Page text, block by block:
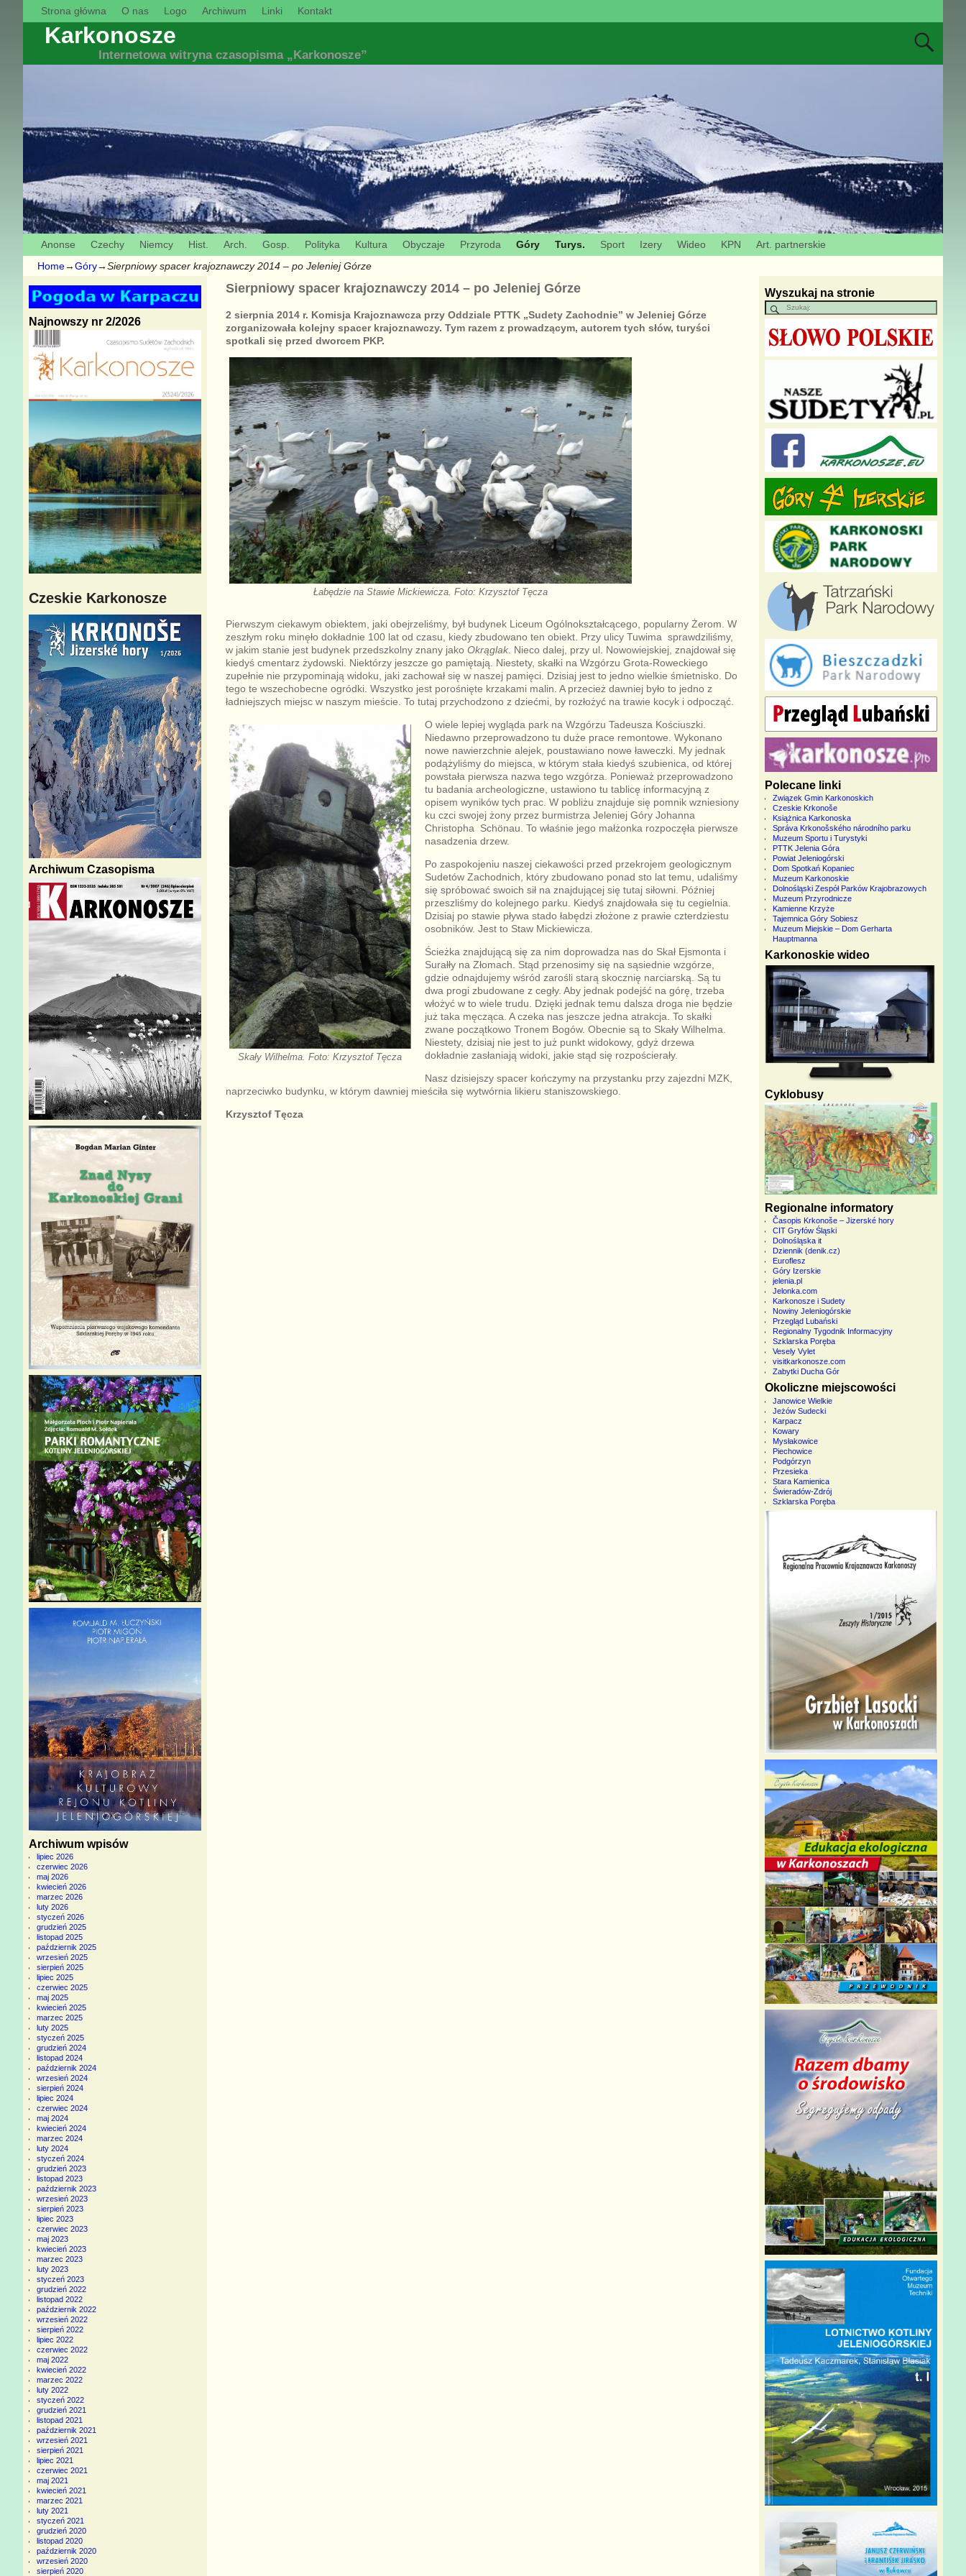
Strona główna O nas Logo Archiwum Linki Kontakt
Karkonosze
Internetowa witryna czasopisma „Karkonosze”
Anonse Czechy Niemcy Hist. Arch. Gosp. Polityka Kultura Obyczaje Przyroda Góry Turys. Sport Izery Wideo KPN
Art. partnerskie
Home→Góry→Sierpniowy spacer krajoznawczy 2014 – po Jeleniej Górze
Sierpniowy spacer krajoznawczy 2014 – po Jeleniej Górze
2 sierpnia 2014 r. Komisja Krajoznawcza przy Oddziale PTTK „Sudety Zachodnie” w Jeleniej Górze
zorganizowała kolejny spacer krajoznawczy. Tym razem z prowadzącym, autorem tych słów, turyści
spotkali się przed dworcem PKP.
Łabędzie na Stawie Mickiewicza. Foto: Krzysztof Tęcza
Pierwszym ciekawym obiektem, jaki obejrzeliśmy, był budynek Liceum Ogólnokształcącego, popularny Żerom. W
zeszłym roku minęło dokładnie 100 lat od czasu, kiedy zbudowano ten obiekt. Przy ulicy Tuwima sprawdziliśmy,
w jakim stanie jest budynek przedszkolny znany jako Okrąglak. Nieco dalej, przy ul. Nowowiejskiej, znajdował się
kiedyś cmentarz żydowski. Niektórzy jeszcze go pamiętają. Niestety, skałki na Wzgórzu Grota-Roweckiego
zupełnie nie przypominają widoku, jaki zachował się w naszej pamięci. Dzisiaj jest to jedno wielkie śmietnisko. Do
tego te wszechobecne ogródki. Wszystko jest porośnięte krzakami malin. A przecież dawniej było to jedno z
ładniejszych miejsc w naszym mieście. To tutaj przychodzono z dziećmi, by rozłożyć na trawie kocyk i odpocząć.
Skały Wilhelma. Foto: Krzysztof Tęcza
O wiele lepiej wygląda park na Wzgórzu Tadeusza Kościuszki.
Niedawno przeprowadzono tu duże prace remontowe. Wykonano
nowe nawierzchnie alejek, poustawiano nowe ławeczki. My jednak
podążyliśmy do miejsca, w którym stała kiedyś szubienica, od której
powstała pierwsza nazwa tego wzgórza. Ponieważ przeprowadzono
tu badania archeologiczne, ustawiono tu tablicę informacyjną z
opisem wyników tych prac. W pobliżu znajduje się pomnik wzniesiony
ku czci swojej żony przez burmistrza Jeleniej Góry Johanna
Christopha Schönau. To właśnie jego małżonka rozpoczęła pierwsze
nasadzenia drzew.
Po zaspokojeniu naszej ciekawości przed przekrojem geologicznym
Sudetów Zachodnich, który zbudowano ponad sto lat temu, udaliśmy
się spróbować swoich sił na znajdującej się tutaj siłowni. Później
przeszliśmy do kolejnego parku. Kiedyś znajdowała się tu cegielnia.
Dzisiaj po stawie pływa stado łabędzi złożone z prawie czterdziestu
osobników. Jest to Staw Mickiewicza.
Ścieżka znajdującą się za nim doprowadza nas do Skał Ejsmonta i
Surałły na Złomach. Stąd przenosimy się na sąsiednie wzgórze,
gdzie odnajdujemy wśród zarośli starą skocznię narciarską. Są tu
dwa progi zbudowane z cegły. Aby jednak podejść na górę, trzeba
włożyć w to wiele trudu. Dzięki jednak temu dalsza droga nie będzie
już taka męcząca. A czeka nas jeszcze jedna atrakcja. To skałki
zwane początkowo Tronem Bogów. Obecnie są to Skały Wilhelma.
Niestety, dzisiaj nie jest to już punkt widokowy, gdyż drzewa
dokładnie zasłaniają widoki, jakie stąd się rozpościerały.
Nasz dzisiejszy spacer kończymy na przystanku przy zajezdni MZK,
naprzeciwko budynku, w którym dawniej mieściła się wytwórnia likieru staniszowskiego.
Krzysztof Tęcza
Najnowszy nr 2/2026
Czeskie Karkonosze
Archiwum Czasopisma
Archiwum wpisów
lipiec 2026
czerwiec 2026
maj 2026
kwiecień 2026
marzec 2026
luty 2026
styczeń 2026
grudzień 2025
listopad 2025
październik 2025
wrzesień 2025
sierpień 2025
lipiec 2025
czerwiec 2025
maj 2025
kwiecień 2025
marzec 2025
luty 2025
styczeń 2025
grudzień 2024
listopad 2024
październik 2024
wrzesień 2024
sierpień 2024
lipiec 2024
czerwiec 2024
maj 2024
kwiecień 2024
marzec 2024
luty 2024
styczeń 2024
grudzień 2023
listopad 2023
październik 2023
wrzesień 2023
sierpień 2023
lipiec 2023
czerwiec 2023
maj 2023
kwiecień 2023
marzec 2023
luty 2023
styczeń 2023
grudzień 2022
listopad 2022
październik 2022
wrzesień 2022
sierpień 2022
lipiec 2022
czerwiec 2022
maj 2022
kwiecień 2022
marzec 2022
luty 2022
styczeń 2022
grudzień 2021
listopad 2021
październik 2021
wrzesień 2021
sierpień 2021
lipiec 2021
czerwiec 2021
maj 2021
kwiecień 2021
marzec 2021
luty 2021
styczeń 2021
grudzień 2020
listopad 2020
październik 2020
wrzesień 2020
sierpień 2020
Wyszukaj na stronie
Polecane linki
Związek Gmin Karkonoskich
Czeskie Krkonoše
Książnica Karkonoska
Správa Krkonošského národního parku
Muzeum Sportu i Turystyki
PTTK Jelenia Góra
Powiat Jeleniogórski
Dom Spotkań Kopaniec
Muzeum Karkonoskie
Dolnośląski Zespół Parków Krajobrazowych
Muzeum Przyrodnicze
Kamienne Krzyże
Tajemnica Góry Sobiesz
Muzeum Miejskie – Dom Gerharta
Hauptmanna
Karkonoskie wideo
Cyklobusy
Regionalne informatory
Časopis Krkonoše – Jizerské hory
CIT Gryfów Śląski
Dolnośląska it
Dziennik (denik.cz)
Euroflesz
Góry Izerskie
jelenia.pl
Jelonka.com
Karkonosze i Sudety
Nowiny Jeleniogórskie
Przegląd Lubański
Regionalny Tygodnik Informacyjny
Szklarska Poręba
Vesely Vylet
visitkarkonosze.com
Zabytki Ducha Gór
Okoliczne miejscowości
Janowice Wielkie
Jeżów Sudecki
Karpacz
Kowary
Mysłakowice
Piechowice
Podgórzyn
Przesieka
Stara Kamienica
Świeradów-Zdrój
Szklarska Poręba